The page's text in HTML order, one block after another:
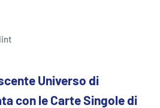
Universo di
con le Carte Singole di